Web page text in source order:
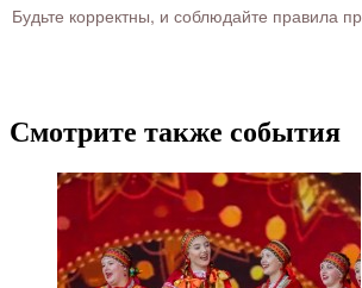
Будьте корректны, и соблюдайте правила
Смотрите также события